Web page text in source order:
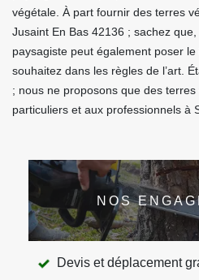
végétale. À part fournir des terres
Jusaint En Bas 42136 ; sachez
paysagiste peut également poser
souhaitez dans les règles de l’art.
; nous ne proposons que des
particuliers et aux professionnels à
NOS
Devis et déplacement